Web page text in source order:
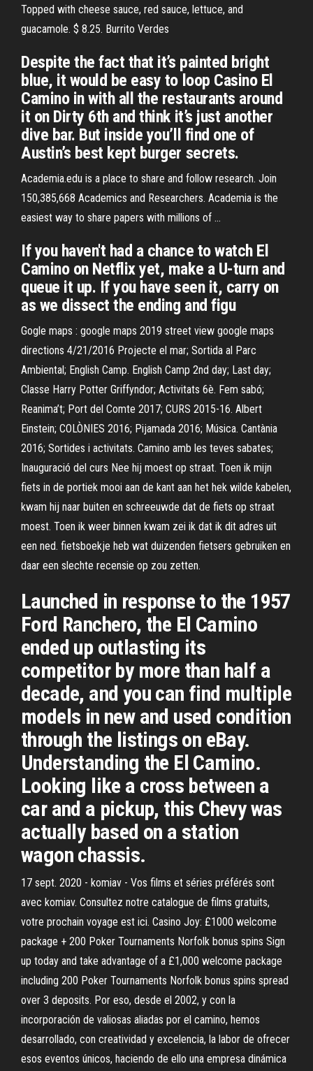
Topped with cheese sauce, red sauce, lettuce, and
guacamole. $ 8.25. Burrito Verdes
Despite the fact that it’s painted bright
blue, it would be easy to loop Casino El
Camino in with all the restaurants around
it on Dirty 6th and think it’s just another
dive bar. But inside you’ll find one of
Austin’s best kept burger secrets.
Academia.edu is a place to share and follow research. Join
150,385,668 Academics and Researchers. Academia is the
easiest way to share papers with millions of …
If you haven't had a chance to watch El
Camino on Netflix yet, make a U-turn and
queue it up. If you have seen it, carry on
as we dissect the ending and figu
Gogle maps : google maps 2019 street view google maps
directions 4/21/2016 Projecte el mar; Sortida al Parc
Ambiental; English Camp. English Camp 2nd day; Last day;
Classe Harry Potter Griffyndor; Activitats 6è. Fem sabó;
Reanima’t; Port del Comte 2017; CURS 2015-16. Albert
Einstein; COLÒNIES 2016; Pijamada 2016; Música. Cantània
2016; Sortides i activitats. Camino amb les teves sabates;
Inauguració del curs Nee hij moest op straat. Toen ik mijn
fiets in de portiek mooi aan de kant aan het hek wilde kabelen,
kwam hij naar buiten en schreeuwde dat de fiets op straat
moest. Toen ik weer binnen kwam zei ik dat ik dit adres uit
een ned. fietsboekje heb wat duizenden fietsers gebruiken en
daar een slechte recensie op zou zetten.
Launched in response to the 1957
Ford Ranchero, the El Camino
ended up outlasting its
competitor by more than half a
decade, and you can find multiple
models in new and used condition
through the listings on eBay.
Understanding the El Camino.
Looking like a cross between a
car and a pickup, this Chevy was
actually based on a station
wagon chassis.
17 sept. 2020 - komiav - Vos films et séries préférés sont
avec komiav. Consultez notre catalogue de films gratuits,
votre prochain voyage est ici. Casino Joy: £1000 welcome
package + 200 Poker Tournaments Norfolk bonus spins Sign
up today and take advantage of a £1,000 welcome package
including 200 Poker Tournaments Norfolk bonus spins spread
over 3 deposits. Por eso, desde el 2002, y con la
incorporación de valiosas aliadas por el camino, hemos
desarrollado, con creatividad y excelencia, la labor de ofrecer
esos eventos únicos, haciendo de ello una empresa dinámica